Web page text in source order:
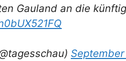
Gauland an die